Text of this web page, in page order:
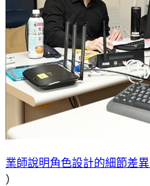
業師說明角色設計的細節差異
）